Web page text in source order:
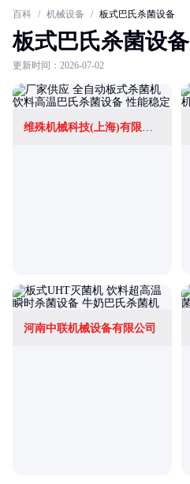
百科 / 机械设备 / 板式巴氏杀菌设备
板式巴氏杀菌设备
更新时间：2026-07-02
维殊机械科技(上海)有限公司
河南中联机械设备有限公司